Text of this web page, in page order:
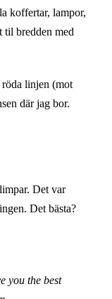
koffertar, lampor,
til bredden med
röda linjen (mot
där jag bor.
Det var
Det bästa?
you the best